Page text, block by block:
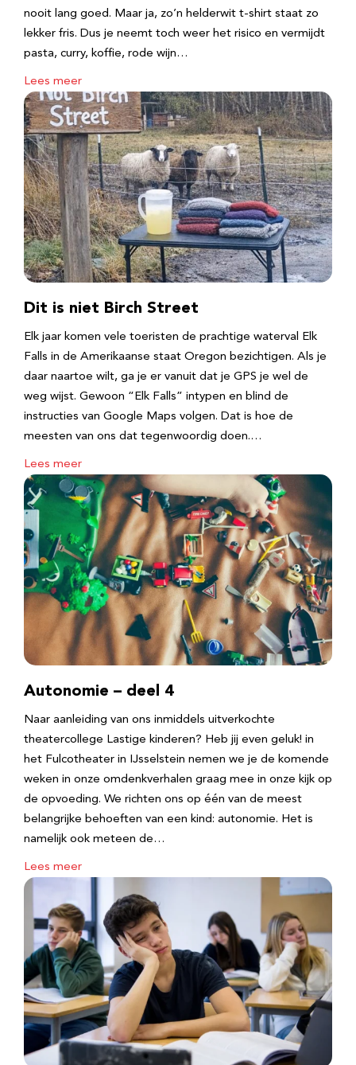
nooit lang goed. Maar ja, zo’n helderwit t-shirt staat zo
lekker fris. Dus je neemt toch weer het risico en vermijdt
pasta, curry, koffie, rode wijn…
Lees meer
Dit is niet Birch Street
Elk jaar komen vele toeristen de prachtige waterval Elk
Falls in de Amerikaanse staat Oregon bezichtigen. Als je
daar naartoe wilt, ga je er vanuit dat je GPS je wel de
weg wijst. Gewoon “Elk Falls” intypen en blind de
instructies van Google Maps volgen. Dat is hoe de
meesten van ons dat tegenwoordig doen.…
Lees meer
Autonomie – deel 4
Naar aanleiding van ons inmiddels uitverkochte
theatercollege Lastige kinderen? Heb jij even geluk! in
het Fulcotheater in IJsselstein nemen we je de komende
weken in onze omdenkverhalen graag mee in onze kijk op
de opvoeding. We richten ons op één van de meest
belangrijke behoeften van een kind: autonomie. Het is
namelijk ook meteen de…
Lees meer